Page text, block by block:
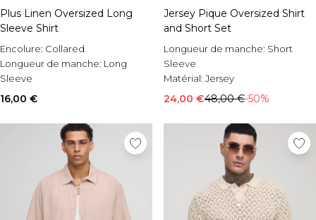
Plus Linen Oversized Long
Sleeve Shirt
Encolure: Collared
Longueur de manche: Long
Sleeve
Style:
Long Sleeve Shirt
16,00 €
Jersey Pique Oversized Shirt
and Short Set
Longueur de manche: Short
Sleeve
Matérial: Jersey
Style: Shirt & Trousers Set
24,00 €48,00 €-50%